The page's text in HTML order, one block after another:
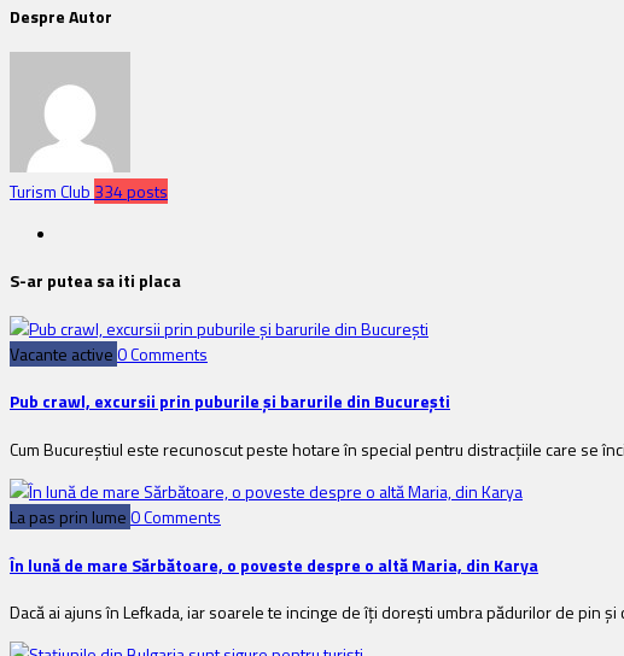
Despre Autor
Turism Club 334 posts
S-ar putea sa iti placa
Vacante active0 Comments
Pub crawl, excursii prin puburile și barurile din București
Cum Bucureștiul este recunoscut peste hotare în special pentru distracțiile care se
La pas prin lume0 Comments
În lună de mare Sărbătoare, o poveste despre o altă Maria, din Karya
Dacă ai ajuns în Lefkada, iar soarele te incinge de îți dorești umbra pădurilor de pin